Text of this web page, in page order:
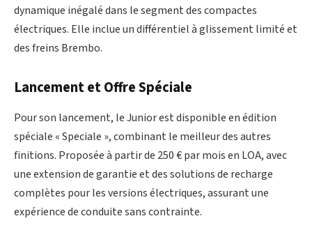
dynamique inégalé dans le segment des compactes
électriques. Elle inclue un différentiel à glissement limité et
des freins Brembo.
Lancement et Offre Spéciale
Pour son lancement, le Junior est disponible en édition
spéciale « Speciale », combinant le meilleur des autres
finitions. Proposée à partir de 250 € par mois en LOA, avec
une extension de garantie et des solutions de recharge
complètes pour les versions électriques, assurant une
expérience de conduite sans contrainte.